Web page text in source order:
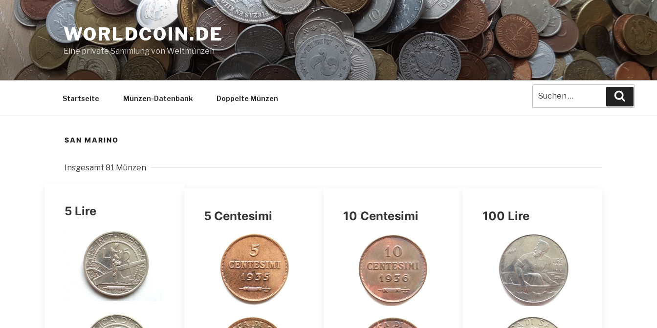
Zum
Inhalt
springen
WORLDCOIN.DE
Eine private Sammlung von Weltmünzen
Startseite Münzen-Datenbank Doppelte Münzen
Suche
nach:
SAN MARINO
Insgesamt 81 Münzen
5 Lire 5 Centesimi 10 Centesimi 100 Lire